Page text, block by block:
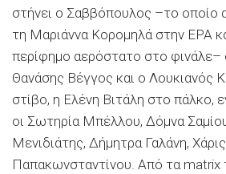
στήνει ο Σαββόπουλος –το οποίο
τη Μαριάννα Κορομηλά στην ΕΡΑ
περίφημο αερόστατο στο φινάλε–
Θανάσης Βέγγος και ο Λουκιανός
στίβο, η Ελένη Βιτάλη στο πάλκο,
οι Σωτηρία Μπέλλου, Δόμνα
Μενιδιάτης, Δήμητρα Γαλάνη,
Παπακωνσταντίνου. Από τα matrix